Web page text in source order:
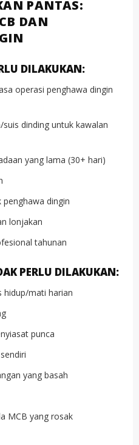
PANTAS:
DAN
DILAKUKAN:
operasi penghawa dingin
dinding untuk kawalan
yang lama (30+ hari)
penghawa dingin
lonjakan
tahunan
PERLU DILAKUKAN:
hidup/mati harian
punca
yang basah
MCB yang rosak